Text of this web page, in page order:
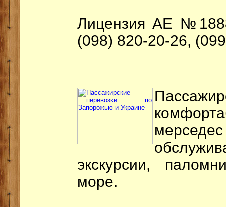
Лицензия АЕ
(098) 820-20-26,
экскурсии,
море.